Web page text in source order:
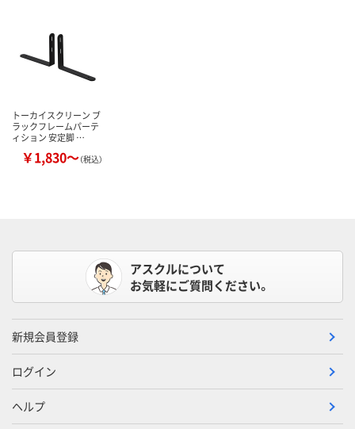
トーカイスクリーン ブ
ラックフレームパーテ
ィション 安定脚 …
￥1,830～（税込）
アスクルについて
お気軽にご質問ください。
新規会員登録
ログイン
ヘルプ